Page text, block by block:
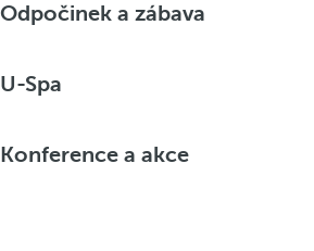
Odpočinek a zábava
U-Spa
Konference a akce